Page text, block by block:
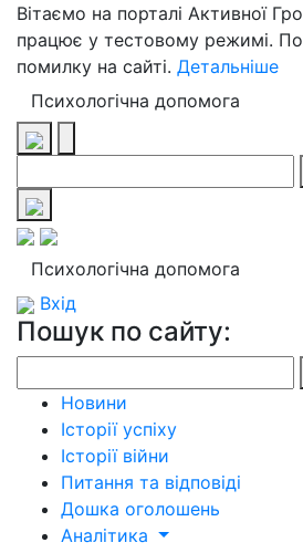
Вітаємо на порталі Активної
працює у тестовому режимі.
помилку на сайті. Детальніше
Психологічна допомога
Психологічна допомога
Вхід
Пошук по сайту:
Новини
Історії успіху
Історії війни
Питання та відповіді
Дошка оголошень
Аналітика